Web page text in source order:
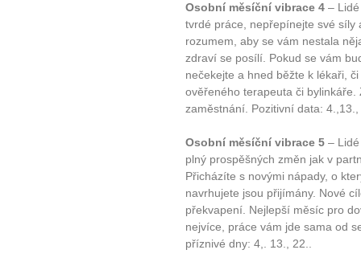
Osobní měsíční vibrace 4 –
tvrdé práce, nepřepínejte své síly
rozumem, aby se vám nestala
zdraví se posílí. Pokud se vám
nečekejte a hned běžte k lékaři,
ověřeného terapeuta či
zaměstnání. Pozitivní data:
Osobní měsíční vibrace 5 –
plný prospěšných změn jak v
Přicházíte s novými nápady, o
navrhujete jsou přijímány. Nové
překvapení. Nejlepší měsíc pro
nejvíce, práce vám jde sama od
příznivé dny: 4,. 13., 22..